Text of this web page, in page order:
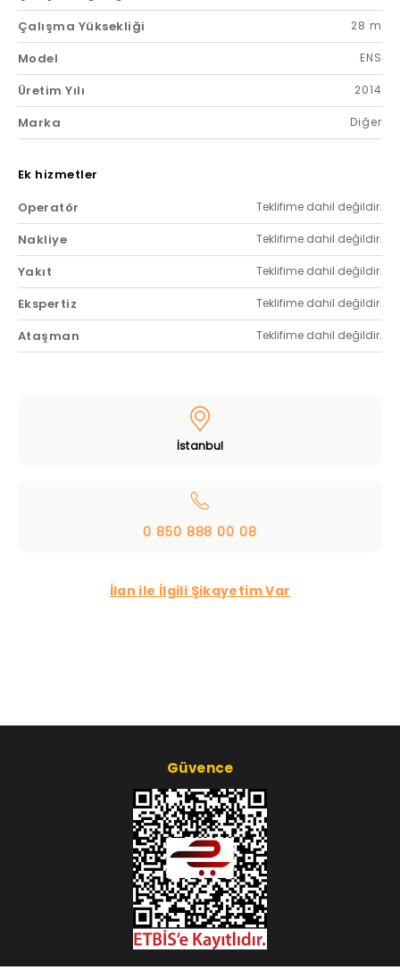
Çalışma Yüksekliği 28 m
Model ENS
Üretim Yılı 2014
Marka Diğer
Ek hizmetler
Operatör
Teklifime dahil değildir.
Nakliye Teklifime dahil değildir.
Yakıt Teklifime dahil değildir.
Ekspertiz Teklifime dahil değildir.
Ataşman Teklifime dahil değildir.
İstanbul
0 850 888 00 08
İlan ile İlgili Şikayetim Var
Güvence